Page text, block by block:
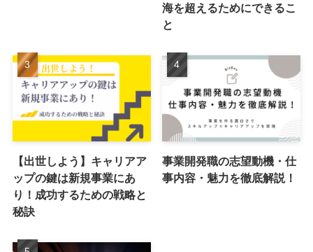
海を超えるためにできるこ
と
【出世しよう】キャリアア
ップの鍵は新規事業にあ
り！成功するための戦略と
秘訣
事業開発職の志望動機・仕
事内容・魅力を徹底解説！